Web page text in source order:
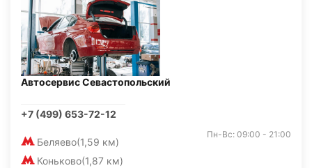
Автосервис Севастопольский
+7 (499) 653-72-12
Беляево(1,59 км)
Коньково(1,87 км)
Пн-Вс: 09:00 - 21:00